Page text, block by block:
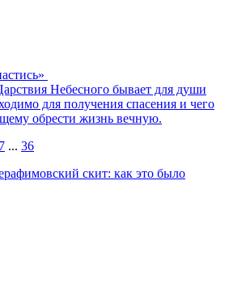
Небесного бывает для души
для получения спасения и чего
обрести жизнь вечную.
7 ... 36
скит: как это было